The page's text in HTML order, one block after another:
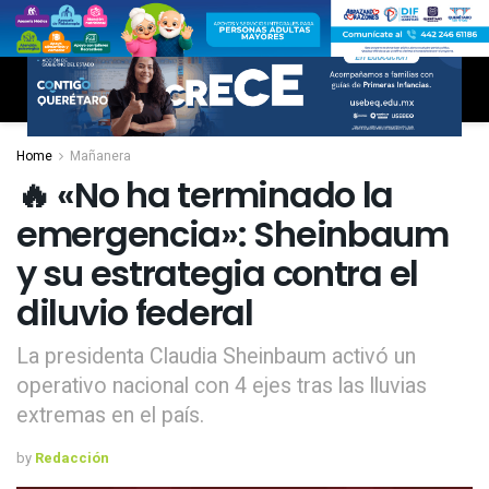
Home Mañanera
🔥 «No ha terminado la
emergencia»: Sheinbaum
y su estrategia contra el
diluvio federal
La presidenta Claudia Sheinbaum activó un
operativo nacional con 4 ejes tras las lluvias
extremas en el país.
by Redacción